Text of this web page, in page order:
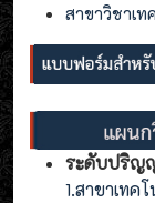
สาขาวิชาเ
ระดับปริญ
1.สาขาเทค